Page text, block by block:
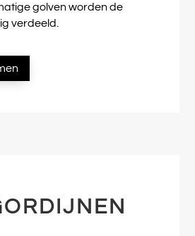
golven worden de
verdeeld.